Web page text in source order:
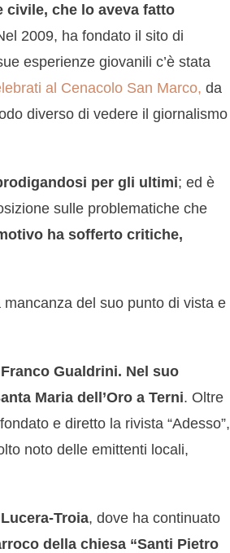
civile, che lo aveva fatto
2009, ha fondato il sito di
esperienze giovanili c’è stata
al Cenacolo San Marco, da
diverso di vedere il giornalismo
per gli ultimi; ed è
sulle problematiche che
ha sofferto critiche,
del suo punto di vista e
Gualdrini. Nel suo
Maria dell’Oro a Terni. Oltre
e diretto la rivista “Adesso”,
noto delle emittenti locali,
Troia, dove ha continuato
della chiesa “Santi Pietro